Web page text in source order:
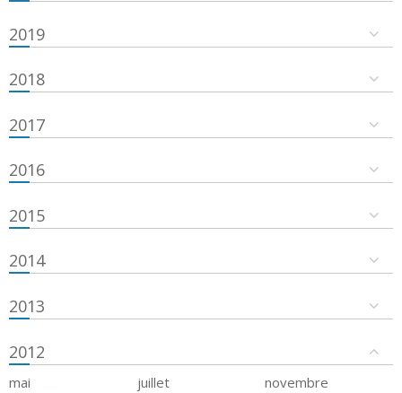
2019
2018
2017
2016
2015
2014
2013
2012
mai juillet
novembre